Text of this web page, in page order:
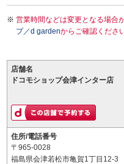
営業時間などは変更となる場合
プ／d gardenからご確認ください
店舗名
ドコモショップ会津インター店
住所/電話番号
〒965-0028
福島県会津若松市亀賀1丁目12-3